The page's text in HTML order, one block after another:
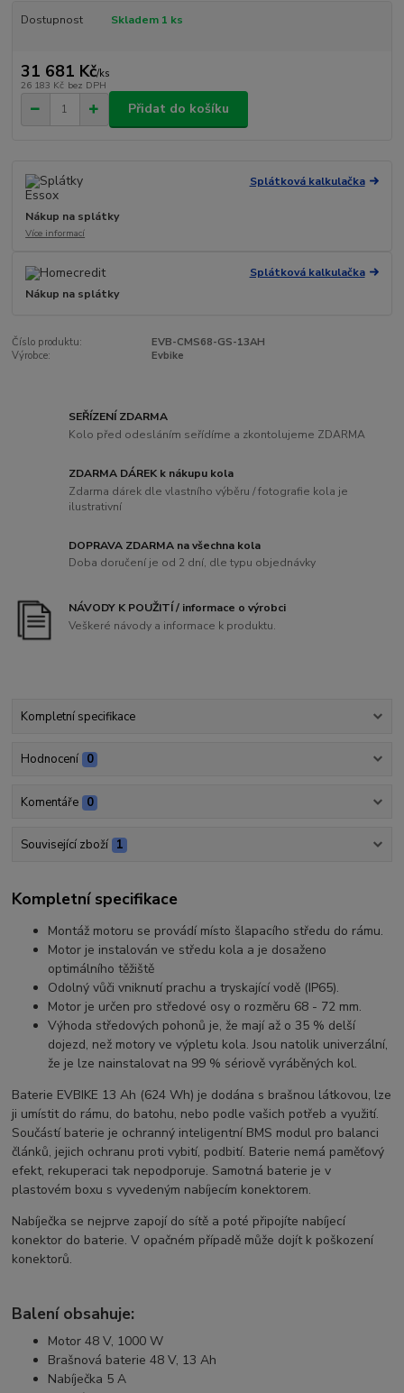
Dostupnost Skladem 1 ks
31 681 Kč/ks
26 183 Kč bez DPH
Přidat do košíku
Splátková kalkulačka
Nákup na splátky
Více informací
Splátková kalkulačka
Nákup na splátky
Číslo produktu:
EVB-CMS68-GS-13AH
Výrobce:
Evbike
SEŘÍZENÍ ZDARMA
Kolo před odesláním seřídíme a zkontolujeme ZDARMA
ZDARMA DÁREK k nákupu kola
Zdarma dárek dle vlastního výběru / fotografie kola je
ilustrativní
DOPRAVA ZDARMA na všechna kola
Doba doručení je od 2 dní, dle typu objednávky
NÁVODY K POUŽITÍ / informace o výrobci
Veškeré návody a informace k produktu.
Kompletní specifikace
Hodnocení 0
Komentáře 0
Související zboží 1
Kompletní specifikace
Montáž motoru se provádí místo šlapacího středu do rámu.
Motor je instalován ve středu kola a je dosaženo
optimálního těžiště
Odolný vůči vniknutí prachu a tryskající vodě (IP65).
Motor je určen pro středové osy o rozměru 68 - 72 mm.
Výhoda středových pohonů je, že mají až o 35 % delší
dojezd, než motory ve výpletu kola. Jsou natolik univerzální,
že je lze nainstalovat na 99 % sériově vyráběných kol.
Baterie EVBIKE 13 Ah (624 Wh) je dodána s brašnou látkovou, lze
ji umístit do rámu, do batohu, nebo podle vašich potřeb a využití.
Součástí baterie je ochranný inteligentní BMS modul pro balanci
článků, jejich ochranu proti vybití, podbití. Baterie nemá paměťový
efekt, rekuperaci tak nepodporuje. Samotná baterie je v
plastovém boxu s vyvedeným nabíjecím konektorem.
Nabíječka se nejprve zapojí do sítě a poté připojíte nabíjecí
konektor do baterie. V opačném případě může dojít k poškození
konektorů.
Balení obsahuje:
Motor 48 V, 1000 W
Brašnová baterie 48 V, 13 Ah
Nabíječka 5 A